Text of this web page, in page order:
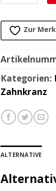
Zur
Kategorien:
Zahnkranz
ALTERNATIVE